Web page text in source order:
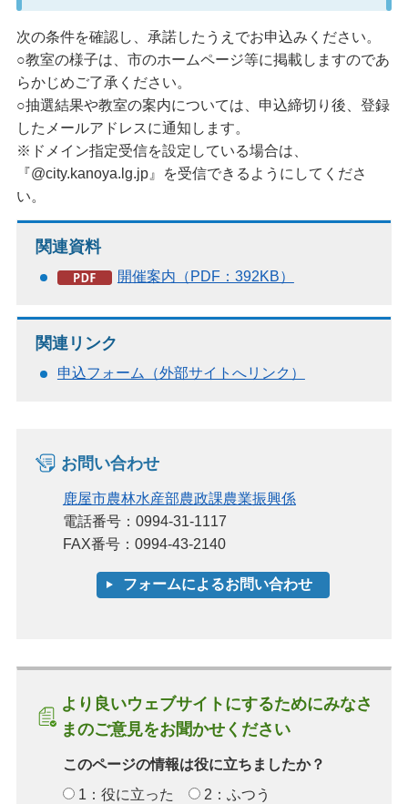
次の条件を確認し、承諾したうえでお申込みください。
○教室の様子は、市のホームページ等に掲載しますのであ
らかじめご了承ください。
○抽選結果や教室の案内については、申込締切り後、登録
したメールアドレスに通知します。
※ドメイン指定受信を設定している場合は、
『@city.kanoya.lg.jp』を受信できるようにしてくださ
い。
関連資料
開催案内（PDF：392KB）
関連リンク
申込フォーム（外部サイトへリンク）
お問い合わせ
鹿屋市農林水産部農政課農業振興係
電話番号：0994-31-1117
FAX番号：0994-43-2140
より良いウェブサイトにするためにみなさ
まのご意見をお聞かせください
このページの情報は役に立ちましたか？
1：役に立った
2：ふつう